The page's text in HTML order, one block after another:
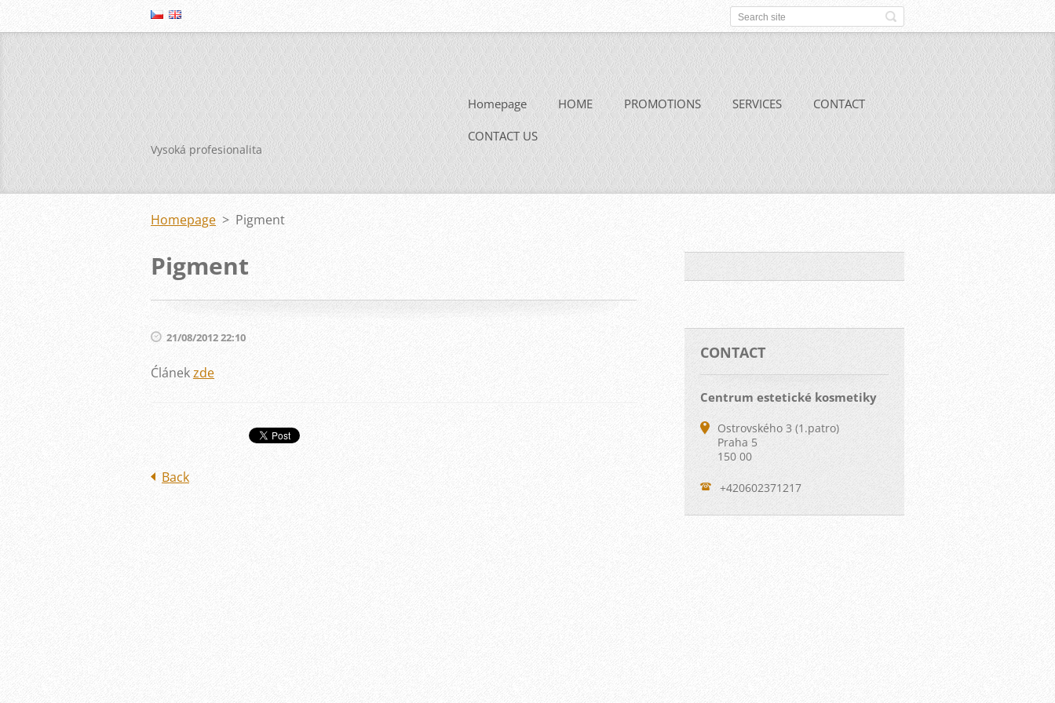
Vysoká profesionalita
Homepage HOME PROMOTIONS SERVICES CONTACT
CONTACT US
Homepage > Pigment
Pigment
21/08/2012 22:10
Ćlánekzde
Back
CONTACT
Centrum estetické kosmetiky
Ostrovského 3 (1.patro)
Praha 5
150 00
+420602371217